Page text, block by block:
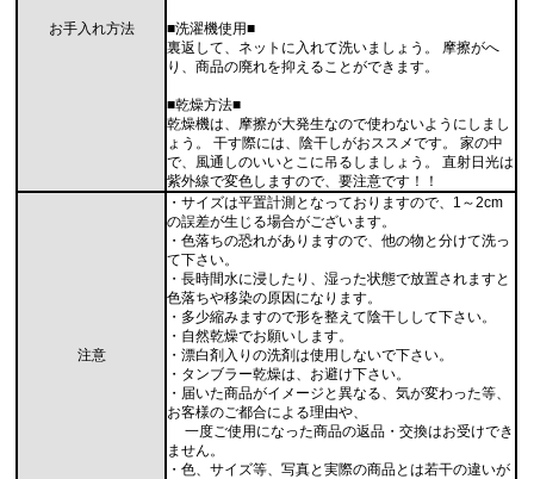
お手入れ方法
■洗濯機使用■
裏返して、ネットに入れて洗いましょう。 摩擦がへ
り、商品の廃れを抑えることができます。
■乾燥方法■
乾燥機は、摩擦が大発生なので使わないようにしまし
ょう。 干す際には、陰干しがおススメです。 家の中
で、風通しのいいとこに吊るしましょう。 直射日光は
紫外線で変色しますので、要注意です！！
注意
・サイズは平置計測となっておりますので、1～2cm
の誤差が生じる場合がございます。
・色落ちの恐れがありますので、他の物と分けて洗っ
て下さい。
・長時間水に浸したり、湿った状態で放置されますと
色落ちや移染の原因になります。
・多少縮みますので形を整えて陰干しして下さい。
・自然乾燥でお願いします。
・漂白剤入りの洗剤は使用しないで下さい。
・タンブラー乾燥は、お避け下さい。
・届いた商品がイメージと異なる、気が変わった等、
お客様のご都合による理由や、
一度ご使用になった商品の返品・交換はお受けでき
ません。
・色、サイズ等、写真と実際の商品とは若干の違いが